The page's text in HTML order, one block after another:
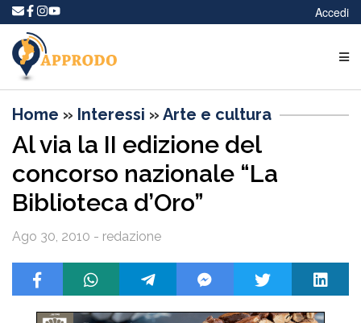
Accedi
Home » Interessi » Arte e cultura
Al via la II edizione del
concorso nazionale “La
Biblioteca d’Oro”
Ago 30, 2010 - redazione